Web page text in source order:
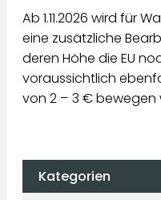
Ab 1.11.2026 wird für
eine zusätzliche
deren Höhe die EU
voraussichtlich
von 2 – 3 € bewegen
Kategorien